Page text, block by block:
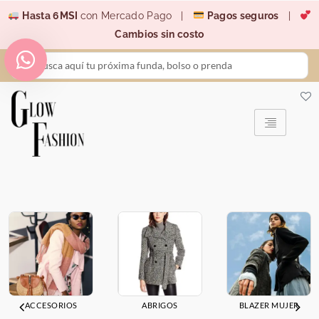
contenido
Hasta 6MSI con Mercado Pago | Pagos seguros
Cambios sin costo
Search
...
ACCESORIOS ABRIGOS BLAZER MUJER